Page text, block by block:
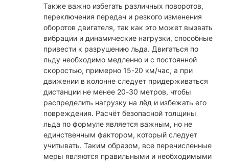
Также важно избегать различных поворотов,
переключения передач и резкого изменения
оборотов двигателя, так как это может вызвать
вибрации и динамические нагрузки, способные
привести к разрушению льда. Двигаться по
льду необходимо медленно и с постоянной
скоростью, примерно 15-20 км/час, а при
движении в колонне следует придерживаться
дистанции не менее 20-30 метров, чтобы
распределить нагрузку на лёд и избежать его
повреждения. Расчёт безопасной толщины
льда по формуле является важным, но не
единственным фактором, который следует
учитывать. Таким образом, все перечисленные
меры являются правильными и необходимыми